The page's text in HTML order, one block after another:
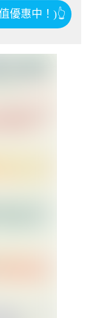
優惠中！)👆